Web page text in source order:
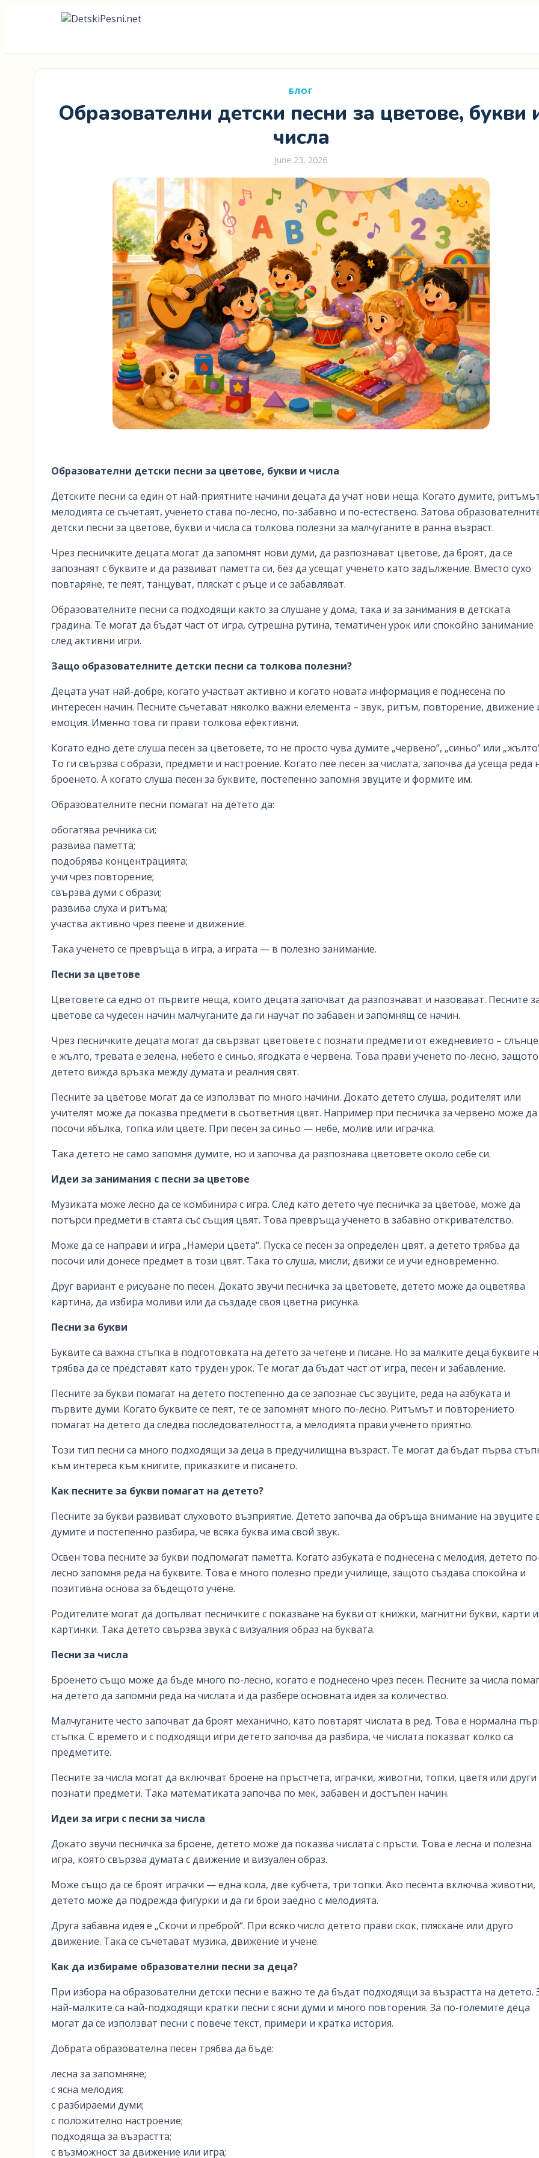
БЛОГ
Образователни детски песни за цветове, букви
числа
June 23, 2026
Образователни детски песни за цветове, букви и числа
Детските песни са един от най-приятните начини децата да учат нови неща. Когато думите,
мелодията се съчетаят, ученето става по-лесно, по-забавно и по-естествено. Затова
детски песни за цветове, букви и числа са толкова полезни за малчуганите в ранна възраст.
Чрез песничките децата могат да запомнят нови думи, да разпознават цветове, да броят, да се
запознаят с буквите и да развиват паметта си, без да усещат ученето като задължение. Вместо сухо
повтаряне, те пеят, танцуват, пляскат с ръце и се забавляват.
Образователните песни са подходящи както за слушане у дома, така и за занимания в детската
градина. Те могат да бъдат част от игра, сутрешна рутина, тематичен урок или спокойно занимание
след активни игри.
Защо образователните детски песни са толкова полезни?
Децата учат най-добре, когато участват активно и когато новата информация е поднесена по
интересен начин. Песните съчетават няколко важни елемента – звук, ритъм, повторение, движение
емоция. Именно това ги прави толкова ефективни.
Когато едно дете слуша песен за цветовете, то не просто чува думите „червено“, „синьо“ или
То ги свързва с образи, предмети и настроение. Когато пее песен за числата, започва да усеща реда
броенето. А когато слуша песен за буквите, постепенно запомня звуците и формите им.
Образователните песни помагат на детето да:
обогатява речника си;
развива паметта;
подобрява концентрацията;
учи чрез повторение;
свързва думи с образи;
развива слуха и ритъма;
участва активно чрез пеене и движение.
Така ученето се превръща в игра, а играта — в полезно занимание.
Песни за цветове
Цветовете са едно от първите неща, които децата започват да разпознават и назовават. Песните
цветове са чудесен начин малчуганите да ги научат по забавен и запомнящ се начин.
Чрез песничките децата могат да свързват цветовете с познати предмети от ежедневието –
е жълто, тревата е зелена, небето е синьо, ягодката е червена. Това прави ученето по-лесно, защото
детето вижда връзка между думата и реалния свят.
Песните за цветове могат да се използват по много начини. Докато детето слуша, родителят или
учителят може да показва предмети в съответния цвят. Например при песничка за червено може да
посочи ябълка, топка или цвете. При песен за синьо — небе, молив или играчка.
Така детето не само запомня думите, но и започва да разпознава цветовете около себе си.
Идеи за занимания с песни за цветове
Музиката може лесно да се комбинира с игра. След като детето чуе песничка за цветове, може да
потърси предмети в стаята със същия цвят. Това превръща ученето в забавно откривателство.
Може да се направи и игра „Намери цвета“. Пуска се песен за определен цвят, а детето трябва да
посочи или донесе предмет в този цвят. Така то слуша, мисли, движи се и учи едновременно.
Друг вариант е рисуване по песен. Докато звучи песничка за цветовете, детето може да оцветява
картина, да избира моливи или да създаде своя цветна рисунка.
Песни за букви
Буквите са важна стъпка в подготовката на детето за четене и писане. Но за малките деца буквите
трябва да се представят като труден урок. Те могат да бъдат част от игра, песен и забавление.
Песните за букви помагат на детето постепенно да се запознае със звуците, реда на азбуката и
първите думи. Когато буквите се пеят, те се запомнят много по-лесно. Ритъмът и повторението
помагат на детето да следва последователността, а мелодията прави ученето приятно.
Този тип песни са много подходящи за деца в предучилищна възраст. Те могат да бъдат първа
към интереса към книгите, приказките и писането.
Как песните за букви помагат на детето?
Песните за букви развиват слуховото възприятие. Детето започва да обръща внимание на звуците
думите и постепенно разбира, че всяка буква има свой звук.
Освен това песните за букви подпомагат паметта. Когато азбуката е поднесена с мелодия, детето
лесно запомня реда на буквите. Това е много полезно преди училище, защото създава спокойна и
позитивна основа за бъдещото учене.
Родителите могат да допълват песничките с показване на букви от книжки, магнитни букви, карти
картинки. Така детето свързва звука с визуалния образ на буквата.
Песни за числа
Броенето също може да бъде много по-лесно, когато е поднесено чрез песен. Песните за числа
на детето да запомни реда на числата и да разбере основната идея за количество.
Малчуганите често започват да броят механично, като повтарят числата в ред. Това е нормална
стъпка. С времето и с подходящи игри детето започва да разбира, че числата показват колко са
предметите.
Песните за числа могат да включват броене на пръстчета, играчки, животни, топки, цветя или други
познати предмети. Така математиката започва по мек, забавен и достъпен начин.
Идеи за игри с песни за числа
Докато звучи песничка за броене, детето може да показва числата с пръсти. Това е лесна и полезна
игра, която свързва думата с движение и визуален образ.
Може също да се броят играчки — една кола, две кубчета, три топки. Ако песента включва животни,
детето може да подрежда фигурки и да ги брои заедно с мелодията.
Друга забавна идея е „Скочи и преброй“. При всяко число детето прави скок, пляскане или друго
движение. Така се съчетават музика, движение и учене.
Как да избираме образователни песни за деца?
При избора на образователни детски песни е важно те да бъдат подходящи за възрастта на детето.
най-малките са най-подходящи кратки песни с ясни думи и много повторения. За по-големите деца
могат да се използват песни с повече текст, примери и кратка история.
Добрата образователна песен трябва да бъде:
лесна за запомняне;
с ясна мелодия;
с разбираеми думи;
с положително настроение;
подходяща за възрастта;
с възможност за движение или игра;